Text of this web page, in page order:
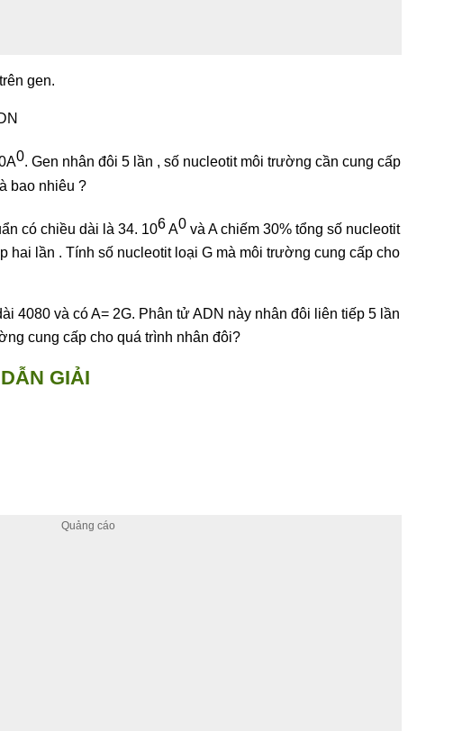
gen.
0. Gen nhân đôi 5 lần , số nucleotit môi trường cần cung cấp
bao nhiêu ?
có chiều dài là 34. 106A0 và A chiếm 30% tổng số nucleotit
hai lần . Tính số nucleotit loại G mà môi trường cung cấp cho
4080 và có A= 2G. Phân tử ADN này nhân đôi liên tiếp 5 lần
cung cấp cho quá trình nhân đôi?
GIẢI